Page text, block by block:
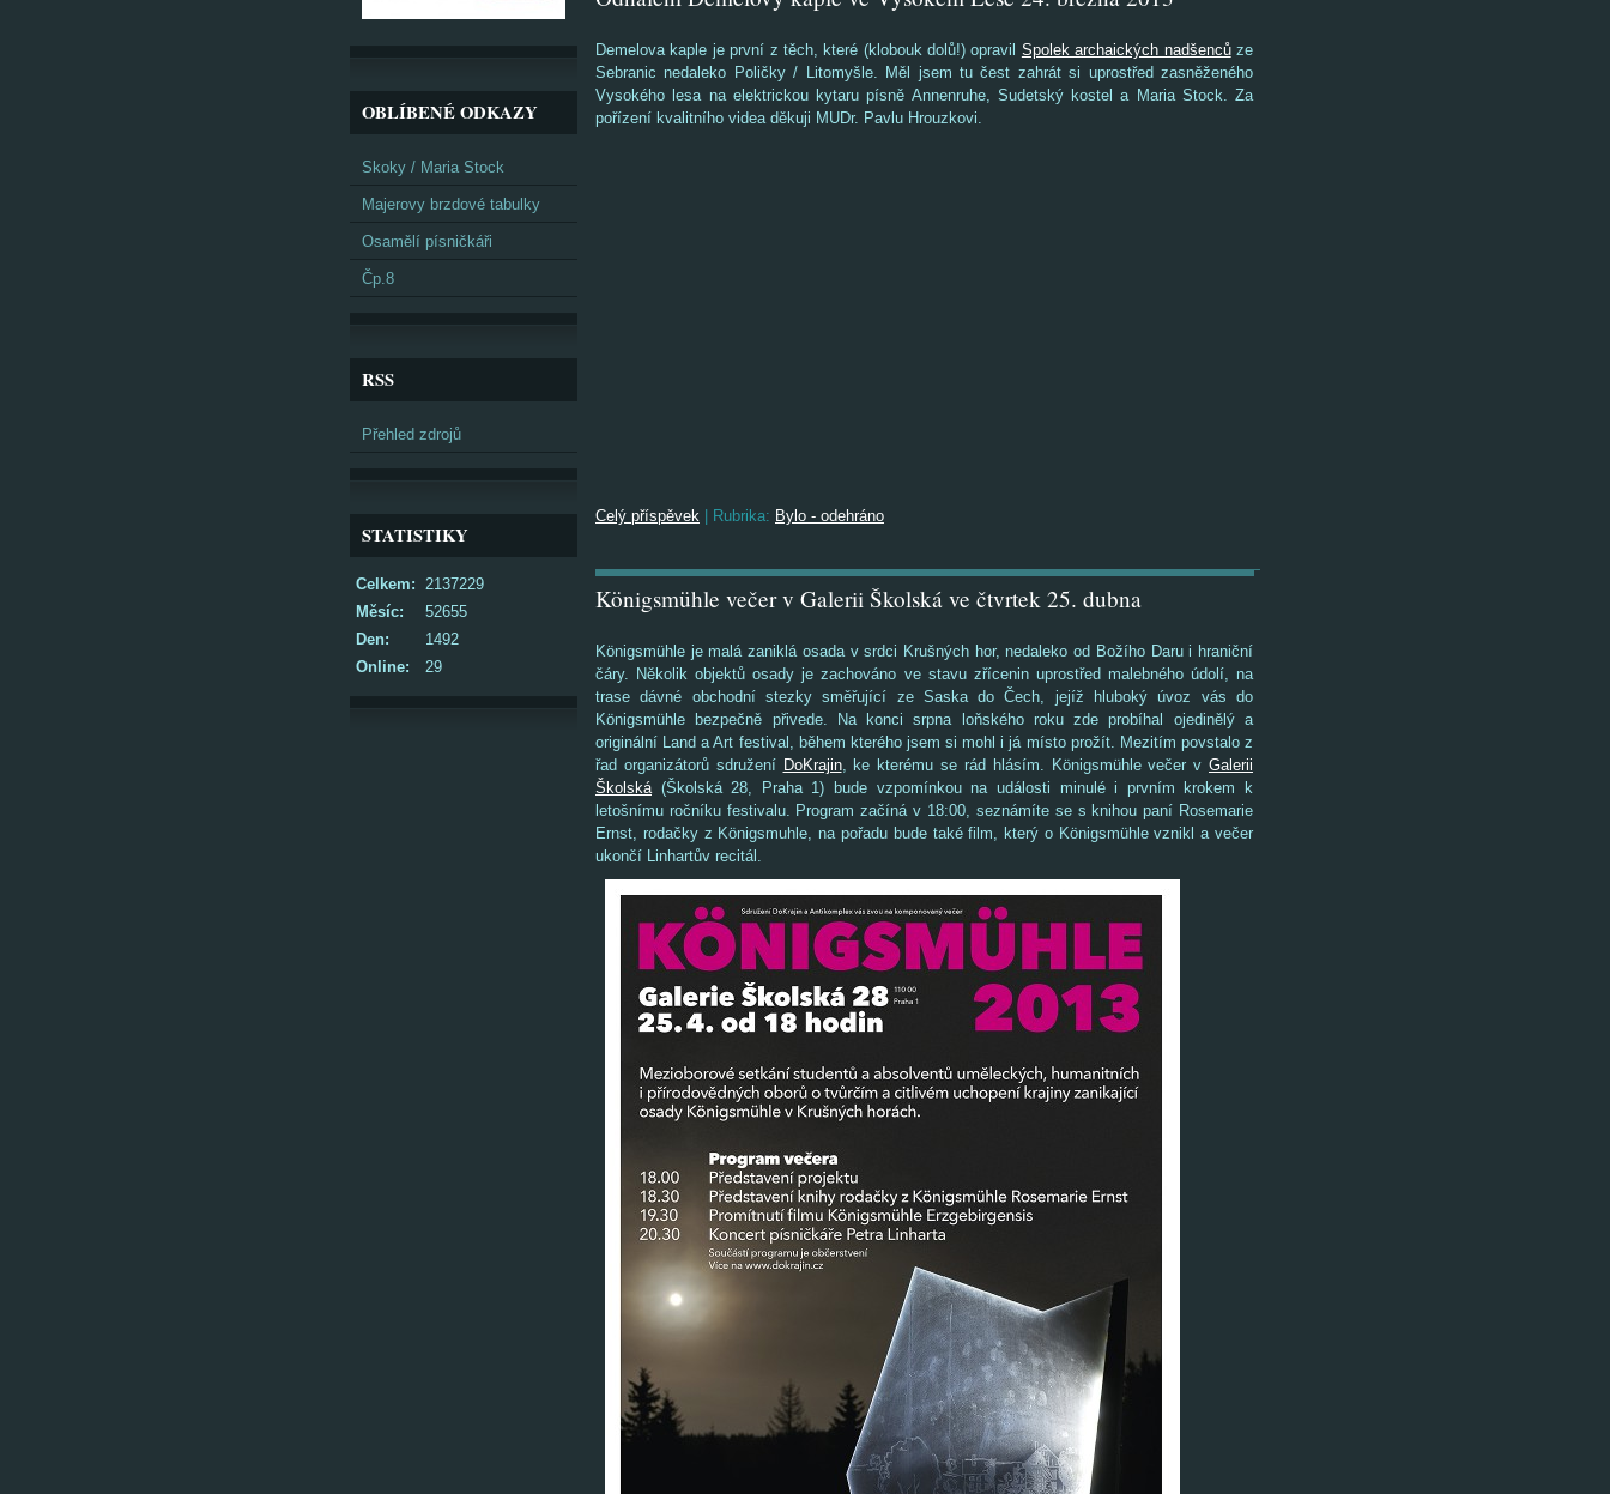
Demelova kaple je první z těch, které (klobouk dolů!) opravil Spolek archaických nadšencůze
Sebranic nedaleko Poličky / Litomyšle. Měl jsem tu čest zahrát si uprostřed zasněženého
Vysokého lesa na elektrickou kytaru písně Annenruhe, Sudetský kostel a Maria Stock. Za
pořízení kvalitního videa děkuji MUDr. Pavlu Hrouzkovi.
Celý příspěvek Rubrika: Bylo - odehráno
Königsmühle večer v Galerii Školská ve čtvrtek 25. dubna
Königsmühle je malá zaniklá osada v srdci Krušných hor, nedaleko od Božího Daru i hraniční
čáry. Několik objektů osady je zachováno ve stavu zřícenin uprostřed malebného údolí, na
trase dávné obchodní stezky směřující ze Saska do Čech, jejíž hluboký úvoz vás do
Königsmühle bezpečně přivede. Na konci srpna loňského roku zde probíhal ojedinělý a
originální Land a Art festival, během kterého jsem si mohl i já místo prožít. Mezitím povstalo z
řad organizátorů sdružení DoKrajin, ke kterému se rád hlásím. Königsmühle večer v Galerii
Školská(Školská 28, Praha 1) bude vzpomínkou na události minulé i prvním krokem k
letošnímu ročníku festivalu. Program začíná v 18:00, seznámíte se s knihou paní Rosemarie
Ernst, rodačky z Königsmuhle, na pořadu bude také film, který o Königsmühle vznikl a večer
ukončí Linhartův recitál.
OBLÍBENÉ ODKAZY
Skoky / Maria Stock
Majerovy brzdové tabulky
Osamělí písničkáři
Čp.8
RSS
Přehled zdrojů
STATISTIKY
Online: 29
Celkem: 2137229
Měsíc:
52655
Den:
1492